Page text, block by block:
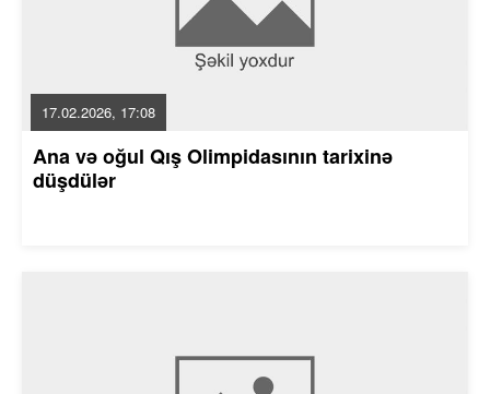
17.02.2026, 17:08
Ana və oğul Qış Olimpidasının tarixinə
düşdülər